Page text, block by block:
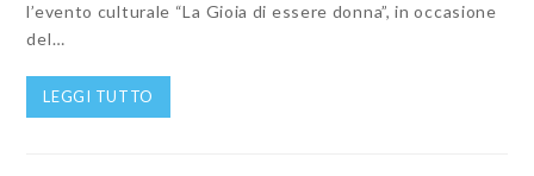
l’evento culturale “La Gioia di essere donna”, in occasione
del…
LEGGI TUTTO